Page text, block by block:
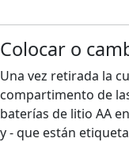
Colocar o
Una vez retirada la
compartimento de
baterías de litio AA
y - que están